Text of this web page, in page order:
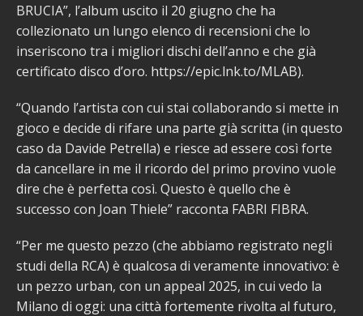
BRUCIA”, l’album uscito il 20 giugno che ha
collezionato un lungo elenco di recensioni che lo
inseriscono tra i migliori dischi dell’anno e che già
certificato disco d’oro. https://epic.lnk.to/MLAB).
“Quando l’artista con cui stai collaborando si mette in
gioco e decide di rifare una parte già scritta (in questo
caso da Davide Petrella) e riesce ad essere così forte
da cancellare in me il ricordo del primo provino vuole
dire che è perfetta così. Questo è quello che è
successo con Joan Thiele” racconta FABRI FIBRA.
“Per me questo pezzo (che abbiamo registrato negli
studi della RCA) è qualcosa di veramente innovativo: è
un pezzo urban, con un appeal 2025, in cui vedo la
Milano di oggi: una città fortemente rivolta al futuro,